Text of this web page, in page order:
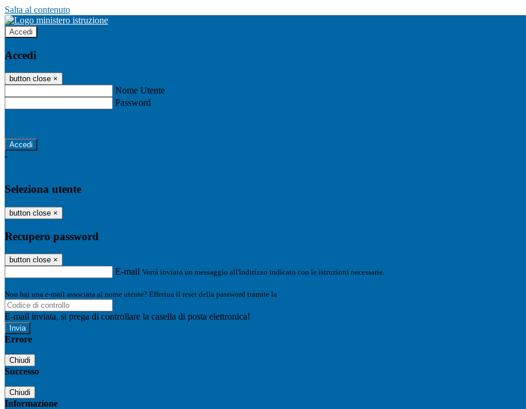
Salta al contenuto
Accedi
Accedi
button close ×
Nome Utente
Password
-
Seleziona utente
button close ×
Recupero password
button close ×
E-mail Verrà inviato un messaggio all'indirizzo indicato con le istruzioni necessarie.
Non hai una e-mail associata al nome utente? Effettua il reset della password tramite la
E-mail inviata, si prega di controllare la casella di posta elettronica!
Errore
Chiudi
Successo
Chiudi
Informazione